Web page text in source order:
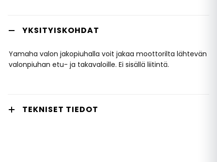
YKSITYISKOHDAT
Yamaha valon jakopiuhalla voit jakaa moottorilta lähtevän
valonpiuhan etu- ja takavaloille. Ei sisällä liitintä.
TEKNISET TIEDOT